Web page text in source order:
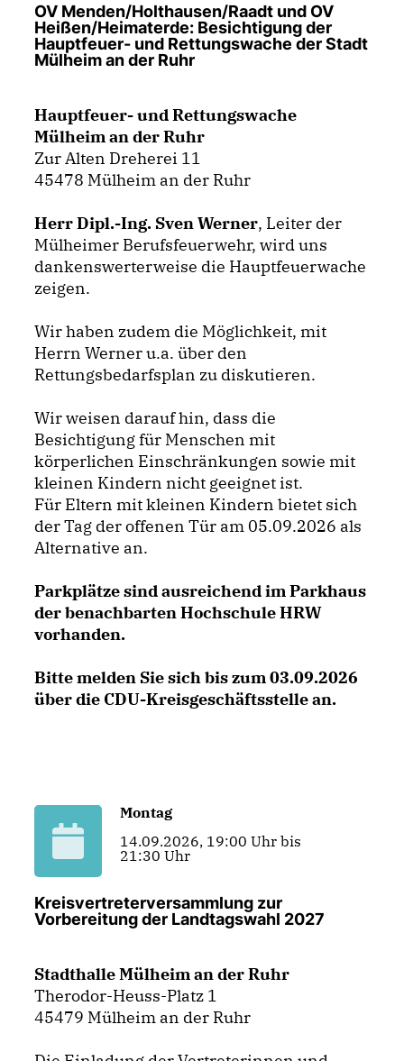
OV Menden/Holthausen/Raadt und OV
Heißen/Heimaterde: Besichtigung der
Hauptfeuer- und Rettungswache der Stadt
Mülheim an der Ruhr
Hauptfeuer- und Rettungswache
Mülheim an der Ruhr
Zur Alten Dreherei 11
45478 Mülheim an der Ruhr
Herr Dipl.-Ing. Sven Werner, Leiter der
Mülheimer Berufsfeuerwehr, wird uns
dankenswerterweise die Hauptfeuerwache
zeigen.
Wir haben zudem die Möglichkeit, mit
Herrn Werner u.a. über den
Rettungsbedarfsplan zu diskutieren.
Wir weisen darauf hin, dass die
Besichtigung für Menschen mit
körperlichen Einschränkungen sowie mit
kleinen Kindern nicht geeignet ist.
Für Eltern mit kleinen Kindern bietet sich
der Tag der offenen Tür am 05.09.2026 als
Alternative an.
Parkplätze sind ausreichend im Parkhaus
der benachbarten Hochschule HRW
vorhanden.
Bitte melden Sie sich bis zum 03.09.2026
über die CDU-Kreisgeschäftsstelle an.
Montag
14.09.2026, 19:00 Uhr bis
21:30 Uhr
Kreisvertreterversammlung zur
Vorbereitung der Landtagswahl 2027
Stadthalle Mülheim an der Ruhr
Therodor-Heuss-Platz 1
45479 Mülheim an der Ruhr